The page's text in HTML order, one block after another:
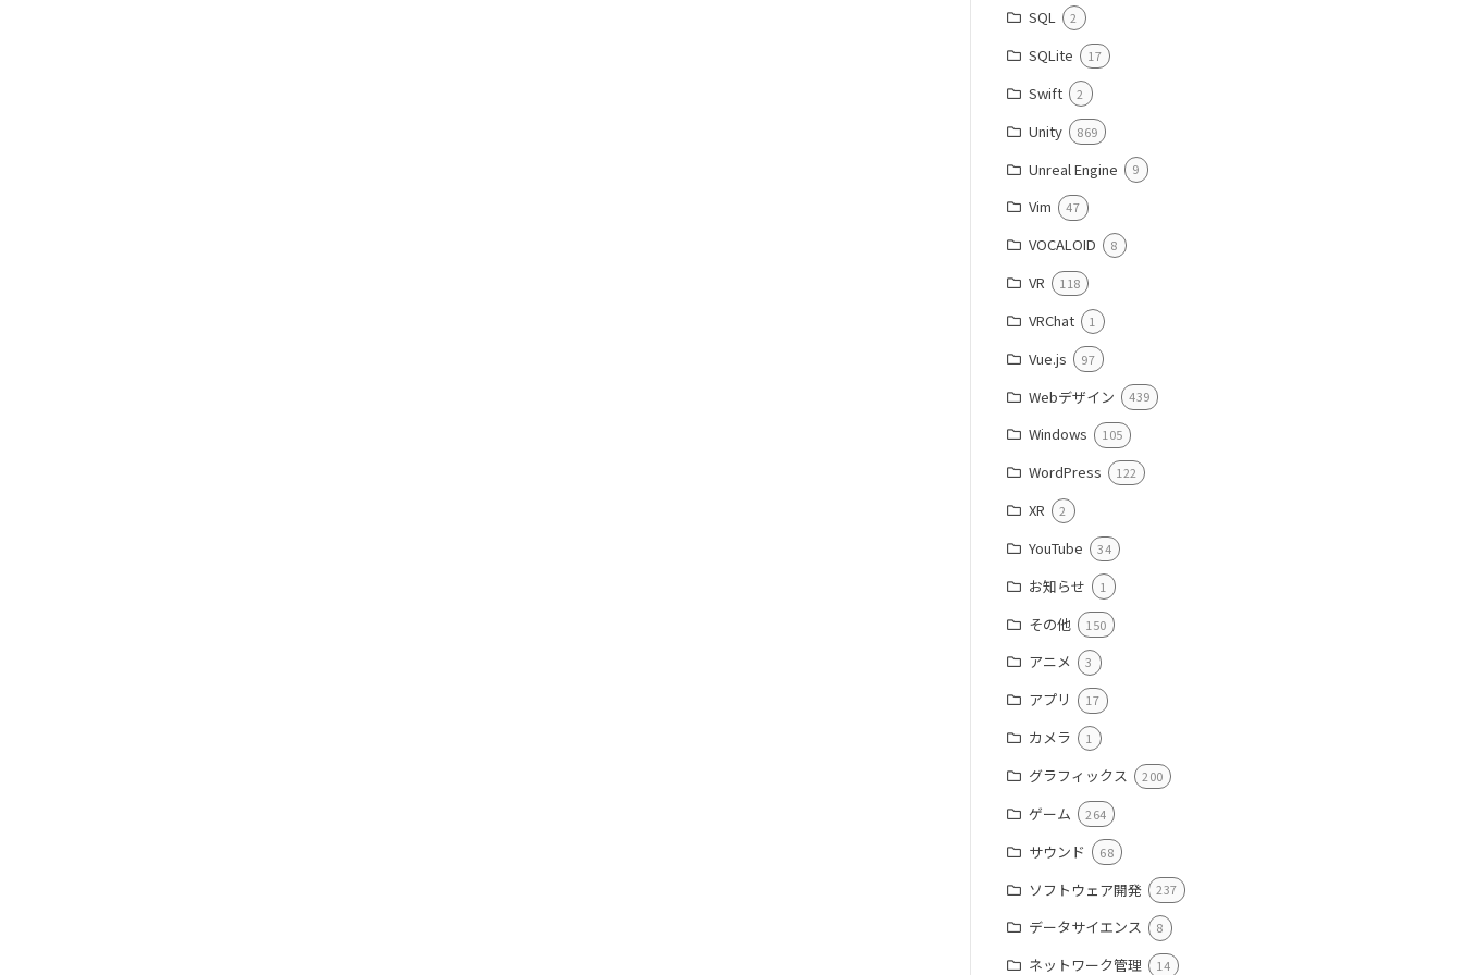
SQL 2
SQLite 17
Swift 2
Unity 869
Unreal Engine 9
Vim 47
VOCALOID 8
VR 118
VRChat 1
Vue.js 97
Webデザイン 439
Windows 105
WordPress 122
XR 2
YouTube 34
お知らせ 1
その他 150
アニメ 3
アプリ 17
カメラ 1
グラフィックス 200
ゲーム 264
サウンド 68
ソフトウェア開発 237
データサイエンス 8
ネットワーク管理 14